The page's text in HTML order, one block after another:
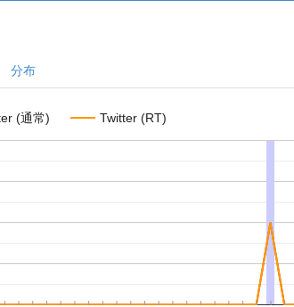
分布
(通常) Twitter (RT)